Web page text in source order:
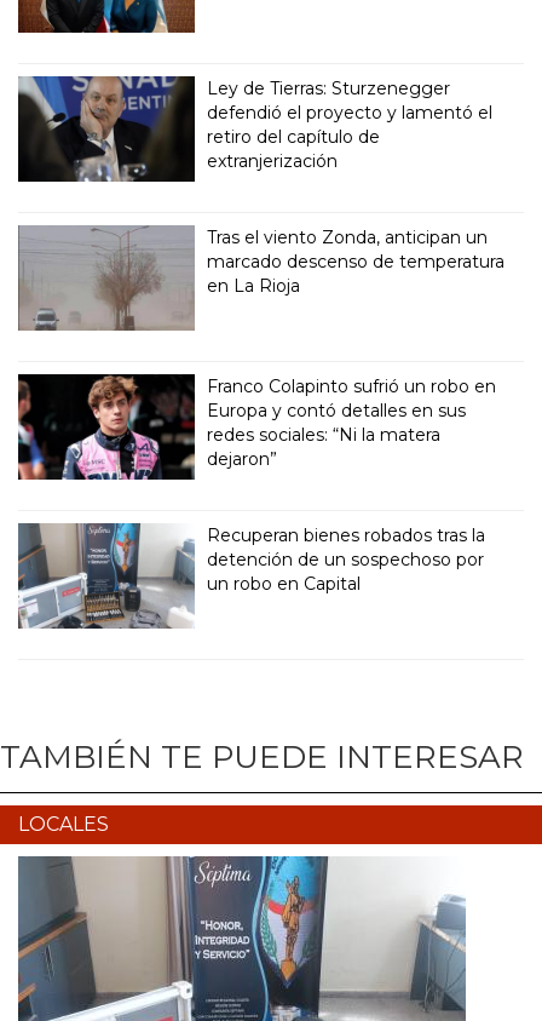
Ley de Tierras: Sturzenegger
defendió el proyecto y lamentó el
retiro del capítulo de
extranjerización
Tras el viento Zonda, anticipan un
marcado descenso de temperatura
en La Rioja
Franco Colapinto sufrió un robo en
Europa y contó detalles en sus
redes sociales: “Ni la matera
dejaron”
Recuperan bienes robados tras la
detención de un sospechoso por
un robo en Capital
TAMBIÉN TE PUEDE INTERESAR
LOCALES